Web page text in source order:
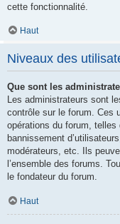
cette fonctionnalité.
Haut
Niveaux des
Que sont les
Les administrateurs sont
contrôle sur le forum. Ces
opérations du forum,
bannissement
modérateurs, etc. Ils
l’ensemble des forums.
le fondateur du forum.
Haut